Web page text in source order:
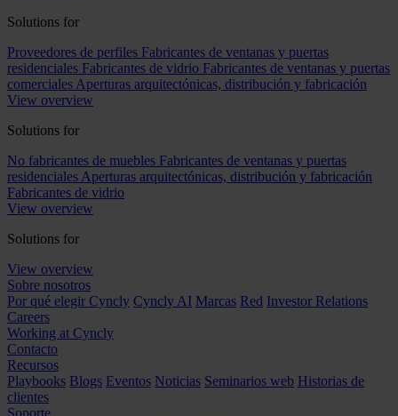
Solutions for
Proveedores de perfiles Fabricantes de ventanas y puertas
residenciales Fabricantes de vidrio Fabricantes de ventanas y puertas
comerciales Aperturas arquitectónicas, distribución y fabricación
View overview
Solutions for
No fabricantes de muebles Fabricantes de ventanas y puertas
residenciales Aperturas arquitectónicas, distribución y fabricación
Fabricantes de vidrio
View overview
Solutions for
View overview
Sobre nosotros
Por qué elegir Cyncly Cyncly AI Marcas Red Investor Relations
Careers
Working at Cyncly
Contacto
Recursos
Playbooks Blogs Eventos Noticias Seminarios web Historias de
clientes
Soporte